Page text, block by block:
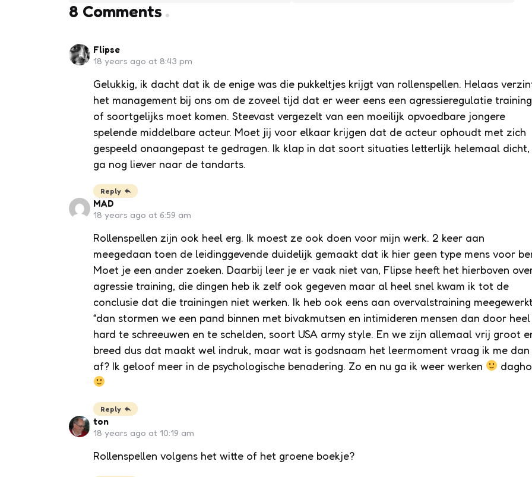
8 Comments
Flipse
18 years ago at 8:43 pm
Gelukkig, ik dacht dat ik de enige was die pukkeltjes krijgt van rollenspellen. Helaas
het management bij ons om de zoveel tijd dat er weer eens een agressieregulatie training
of soortgelijks moet komen. Steevast vergezelt van een moeilijk opvoedbare jongere
spelende middelbare acteur. Moet jij voor elkaar krijgen dat de acteur ophoudt met zich
gespeeld onaangepast te gedragen. Ik klap in dat soort situaties letterlijk helemaal dicht,
ga nog liever naar de tandarts.
Reply
MAD
18 years ago at 6:59 am
Rollenspellen zijn ook heel erg. Ik moest ze ook doen voor mijn werk. 2 keer aan
meegedaan toen de leidinggevende duidelijk gemaakt dat ik hier geen type mens voor
Moet je een ander zoeken. Daarbij leer je er vaak niet van, Flipse heeft het hierboven
agressie training, die dingen heb ik zelf ook gegeven maar al heel snel kwam ik tot de
conclusie dat die trainingen niet werken. Ik heb ook eens aan overvalstraining
“dan stormen we een pand binnen met bivakmutsen en intimideren mensen dan door heel
hard te schreeuwen en te schelden, soort USA army style. En we zijn allemaal vrij groot
breed dus dat maakt wel indruk, maar wat is godsnaam het leermoment vraag ik me dan
af? Ik geloof meer in de psychologische benadering. Zo en nu ga ik weer werken
Reply
ton
18 years ago at 10:19 am
Rollenspellen volgens het witte of het groene boekje?